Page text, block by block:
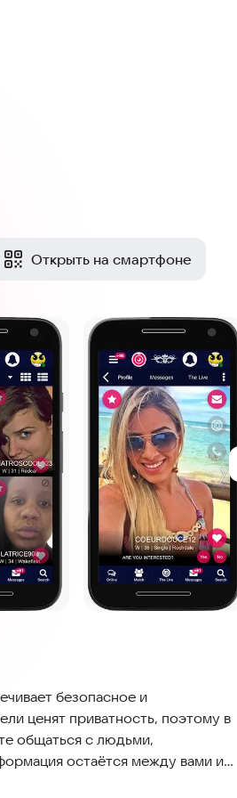
Открыть на смартфоне
безопасное и
ценят приватность, поэтому в
общаться с людьми,
остаётся между вами и
и возможность организации